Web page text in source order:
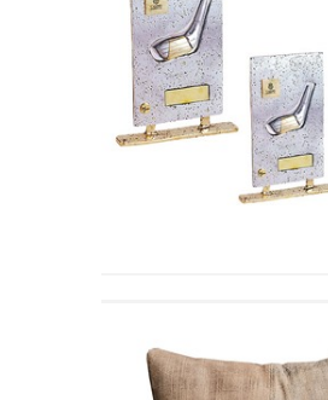
GOLF TROPHY
Se detajler